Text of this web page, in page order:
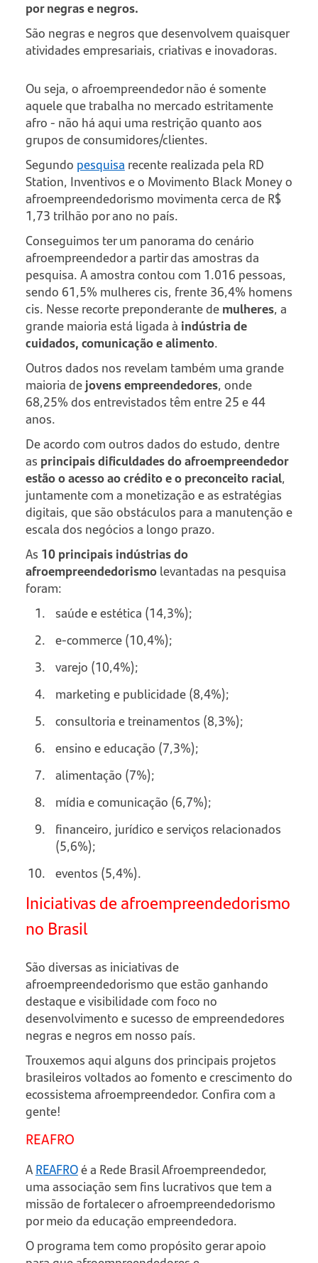
por negras e negros.
São negras e negros que desenvolvem quaisquer
atividades empresariais, criativas e inovadoras.
Ou seja, o afroempreendedor não é somente
aquele que trabalha no mercado estritamente
afro - não há aqui uma restrição quanto aos
grupos de consumidores/clientes.
Segundo pesquisa recente realizada pela RD
Station, Inventivos e o Movimento Black Money o
afroempreendedorismo movimenta cerca de R$
1,73 trilhão por ano no país.
Conseguimos ter um panorama do cenário
afroempreendedor a partir das amostras da
pesquisa. A amostra contou com 1.016 pessoas,
sendo 61,5% mulheres cis, frente 36,4% homens
cis. Nesse recorte preponderante demulheres, a
grande maioria está ligada à indústria de
cuidados, comunicação e alimento.
Outros dados nos revelam também uma grande
maioria dejovens empreendedores, onde
68,25% dos entrevistados têm entre 25 e 44
anos.
De acordo com outros dados do estudo, dentre
as principais dificuldades do afroempreendedor
estão o acesso ao crédito e o preconceito racial,
juntamente com a monetização e as estratégias
digitais, que são obstáculos para a manutenção e
escala dos negócios a longo prazo.
As 10 principais indústrias do
afroempreendedorismolevantadas na pesquisa
foram:
saúde e estética (14,3%);
e-commerce (10,4%);
varejo (10,4%);
marketing e publicidade (8,4%);
consultoria e treinamentos (8,3%);
ensino e educação (7,3%);
alimentação (7%);
mídia e comunicação (6,7%);
financeiro, jurídico e serviços relacionados
(5,6%);
eventos (5,4%).
Iniciativas de afroempreendedorismo
no Brasil
São diversas as iniciativas de
afroempreendedorismo que estão ganhando
destaque e visibilidade com foco no
desenvolvimento e sucesso de empreendedores
negras e negros em nosso país.
Trouxemos aqui alguns dos principais projetos
brasileiros voltados ao fomento e crescimento do
ecossistema afroempreendedor. Confira com a
gente!
REAFRO
AREAFROé a Rede Brasil Afroempreendedor,
uma associação sem fins lucrativos que tem a
missão de fortalecer o afroempreendedorismo
por meio da educação empreendedora.
O programa tem como propósito gerar apoio